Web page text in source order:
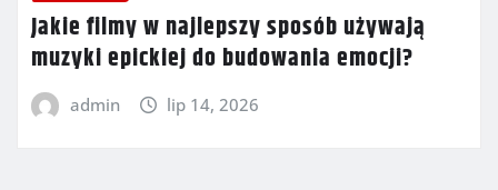
Jakie filmy w najlepszy sposób używają
muzyki epickiej do budowania emocji?
admin lip 14, 2026